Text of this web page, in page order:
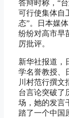
答辩时称，“
可行使集体自
态”。日本媒
纷纷对高市早
厉批评。
新华社报道，
学名誉教授、
川村范行撰文
台言论突破了
场，她的发言
踏了一个中国